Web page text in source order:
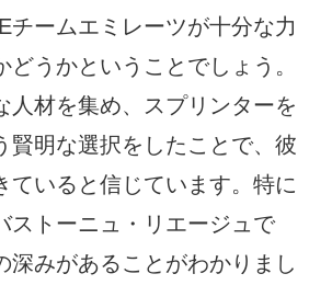
チームエミレーツが十分な力
どうかということでしょう。
人材を集め、スプリンターを
賢明な選択をしたことで、彼
ていると信じています。特に
ストーニュ・リエージュで
深みがあることがわかりまし